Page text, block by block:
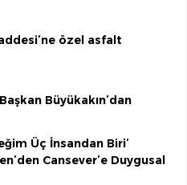
özel asfalt
Büyükakın’dan
Üç İnsandan Biri’
Cansever’e Duygusal